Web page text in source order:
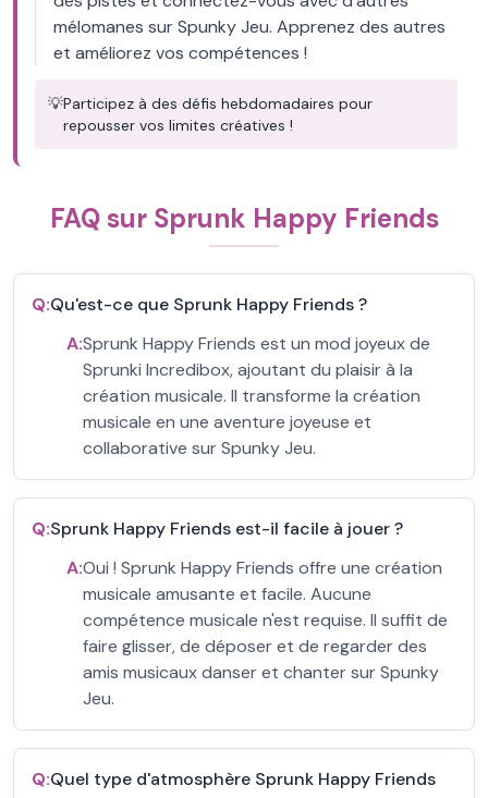
mélomanes sur Spunky Jeu. Apprenez des autres
et améliorez vos compétences !
💡Participez à des défis hebdomadaires pour
repousser vos limites créatives !
FAQ sur Sprunk Happy Friends
Q:Qu'est-ce que Sprunk Happy Friends ?
A:Sprunk Happy Friends est un mod joyeux de
Sprunki Incredibox, ajoutant du plaisir à la
création musicale. Il transforme la création
musicale en une aventure joyeuse et
collaborative sur Spunky Jeu.
Q:Sprunk Happy Friends est-il facile à jouer ?
A:Oui ! Sprunk Happy Friends offre une création
musicale amusante et facile. Aucune
compétence musicale n'est requise. Il suffit de
faire glisser, de déposer et de regarder des
amis musicaux danser et chanter sur Spunky
Jeu.
Q:Quel type d'atmosphère Sprunk Happy Friends